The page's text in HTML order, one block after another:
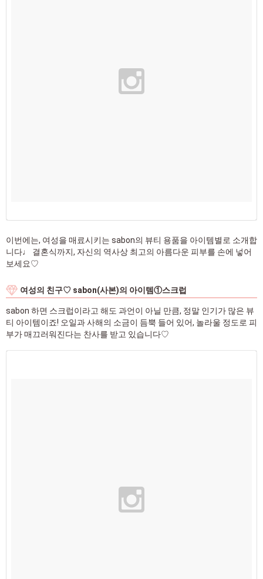
이번에는, 여성을 매료시키는 sabon의 뷰티 용품을 아이템별로 소개합
니다♩ 결혼식까지, 자신의 역사상 최고의 아름다운 피부를 손에 넣어
보세요♡
여성의 친구♡ sabon(사본)의 아이템①스크럽
sabon 하면 스크럽이라고 해도 과언이 아닐 만큼, 정말 인기가 많은 뷰
티 아이템이죠! 오일과 사해의 소금이 듬뿍 들어 있어, 놀라울 정도로 피
부가 매끄러워진다는 찬사를 받고 있습니다♡